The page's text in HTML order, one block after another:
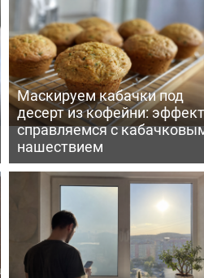
Маскируем кабачки под
десерт из кофейни:
справляемся с
нашествием